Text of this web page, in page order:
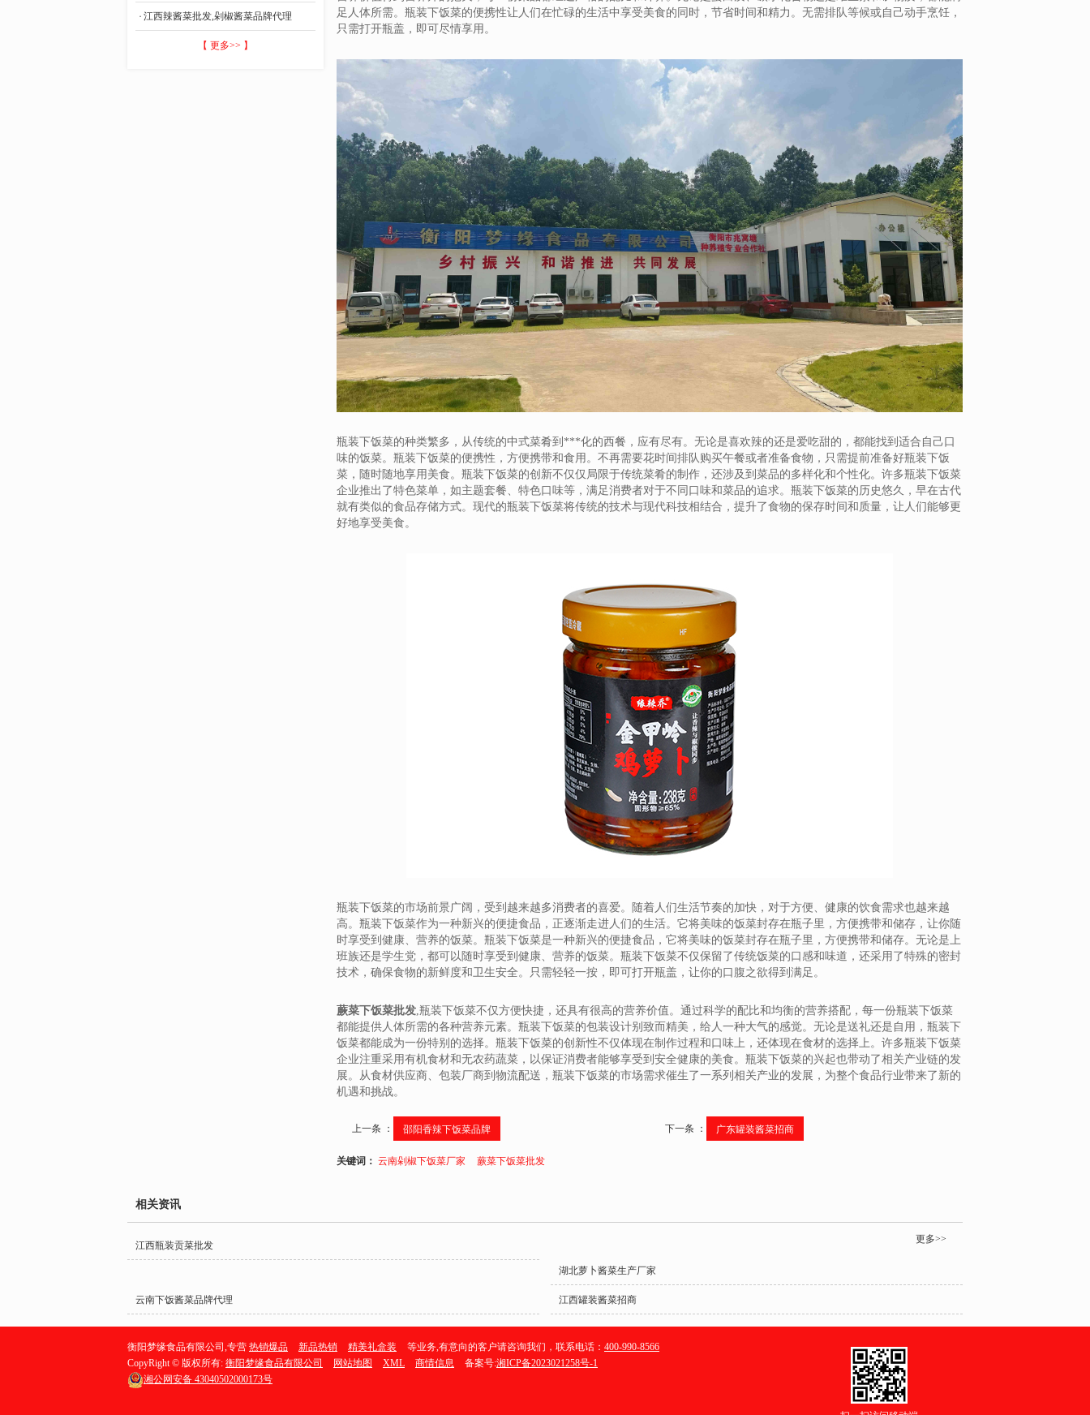
足人体所需。瓶装下饭菜的便携性让人们在忙碌的生活中享受美食的同时，节省时间和精力。无需排队等候或自己动手烹饪，
只需打开瓶盖，即可尽情享用。
瓶装下饭菜的种类繁多，从传统的中式菜肴到***化的西餐，应有尽有。无论是喜欢辣的还是爱吃甜的，都能找到适合自己口
味的饭菜。瓶装下饭菜的便携性，方便携带和食用。不再需要花时间排队购买午餐或者准备食物，只需提前准备好瓶装下饭
菜，随时随地享用美食。瓶装下饭菜的创新不仅仅局限于传统菜肴的制作，还涉及到菜品的多样化和个性化。许多瓶装下饭菜
企业推出了特色菜单，如主题套餐、特色口味等，满足消费者对于不同口味和菜品的追求。瓶装下饭菜的历史悠久，早在古代
就有类似的食品存储方式。现代的瓶装下饭菜将传统的技术与现代科技相结合，提升了食物的保存时间和质量，让人们能够更
好地享受美食。
瓶装下饭菜的市场前景广阔，受到越来越多消费者的喜爱。随着人们生活节奏的加快，对于方便、健康的饮食需求也越来越
高。瓶装下饭菜作为一种新兴的便捷食品，正逐渐走进人们的生活。它将美味的饭菜封存在瓶子里，方便携带和储存，让你随
时享受到健康、营养的饭菜。瓶装下饭菜是一种新兴的便捷食品，它将美味的饭菜封存在瓶子里，方便携带和储存。无论是上
班族还是学生党，都可以随时享受到健康、营养的饭菜。瓶装下饭菜不仅保留了传统饭菜的口感和味道，还采用了特殊的密封
技术，确保食物的新鲜度和卫生安全。只需轻轻一按，即可打开瓶盖，让你的口腹之欲得到满足。
蕨菜下饭菜批发,瓶装下饭菜不仅方便快捷，还具有很高的营养价值。通过科学的配比和均衡的营养搭配，每一份瓶装下饭菜
都能提供人体所需的各种营养元素。瓶装下饭菜的包装设计别致而精美，给人一种大气的感觉。无论是送礼还是自用，瓶装下
饭菜都能成为一份特别的选择。瓶装下饭菜的创新性不仅体现在制作过程和口味上，还体现在食材的选择上。许多瓶装下饭菜
企业注重采用有机食材和无农药蔬菜，以保证消费者能够享受到安全健康的美食。瓶装下饭菜的兴起也带动了相关产业链的发
展。从食材供应商、包装厂商到物流配送，瓶装下饭菜的市场需求催生了一系列相关产业的发展，为整个食品行业带来了新的
机遇和挑战。
上一条 ： 邵阳香辣下饭菜品牌 下一条 ： 广东罐装酱菜招商
关键词： 云南剁椒下饭菜厂家 蕨菜下饭菜批发
江西辣酱菜批发,剁椒酱菜品牌代理
【 更多>> 】
相关资讯
更多>>
江西瓶装贡菜批发
湖北萝卜酱菜生产厂家
云南下饭酱菜品牌代理 江西罐装酱菜招商
衡阳梦缘食品有限公司,专营 热销爆品 新品热销 精美礼盒装 等业务,有意向的客户请咨询我们，联系电话： 400-990-8566
CopyRight © 版权所有: 衡阳梦缘食品有限公司 网站地图 XML 商情信息 备案号:湘ICP备2023021258号-1
湘公网安备 43040502000173号